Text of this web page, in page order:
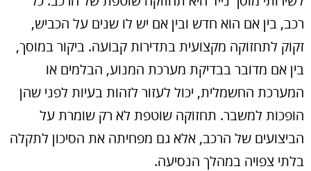
רכב, בין אם הוא חדש ובין אם יש לו שנים על הכביש,
זקוק לתחזוקה מקצועית בתדירות קבועה. ביקור במוסך,
בין אם מדובר בבדיקת מערכת המנוע, הבלמים או
המערכת החשמלית, יכול לעזור לזהות בעיות לפני שהן
הופכות למשבר. תחזוקה שוטפת לא רק שומרת על
הביצועים של הרכב, אלא גם מפחיתה את הסיכון לתקלה
בלתי צפויה במהלך הנסיעה.